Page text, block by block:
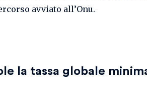
avviato all’Onu.
la tassa globale